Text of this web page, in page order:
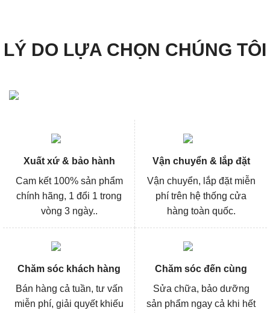
LÝ DO LỰA CHỌN CHÚNG TÔI
Xuất xứ & bảo hành
Cam kết 100% sản phẩm
chính hãng, 1 đổi 1 trong
vòng 3 ngày..
Vận chuyển & lắp đặt
Vận chuyển, lắp đặt miễn
phí trên hệ thống cửa
hàng toàn quốc.
Chăm sóc khách hàng
Bán hàng cả tuần, tư vấn
miễn phí, giải quyết khiếu
Chăm sóc đến cùng
Sửa chữa, bảo dưỡng
sản phẩm ngay cả khi hết